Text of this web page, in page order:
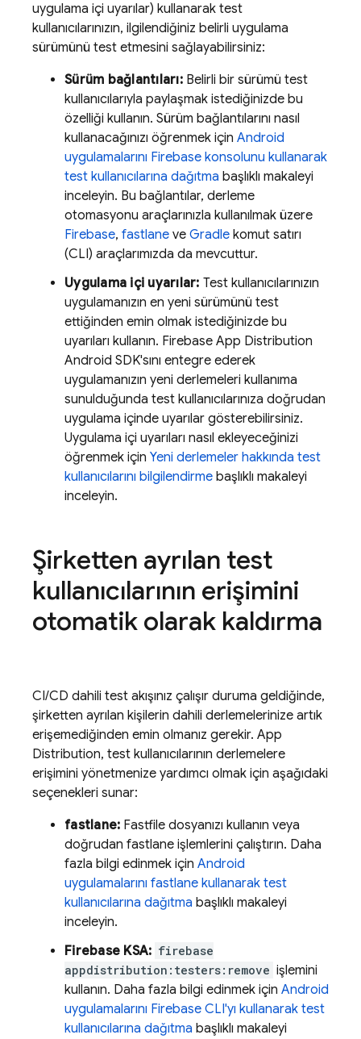
uygulama içi uyarılar) kullanarak test
kullanıcılarınızın, ilgilendiğiniz belirli uygulama
sürümünü test etmesini sağlayabilirsiniz:
Sürüm bağlantıları:Belirli bir sürümü test
kullanıcılarıyla paylaşmak istediğinizde bu
özelliği kullanın. Sürüm bağlantılarını nasıl
kullanacağınızı öğrenmek için Android
uygulamalarını Firebase konsolunu kullanarak
test kullanıcılarına dağıtma başlıklı makaleyi
inceleyin. Bu bağlantılar, derleme
otomasyonu araçlarınızla kullanılmak üzere
Firebase, fastlane ve Gradle komut satırı
(CLI) araçlarımızda da mevcuttur.
Uygulama içi uyarılar: Test kullanıcılarınızın
uygulamanızın en yeni sürümünü test
ettiğinden emin olmak istediğinizde bu
uyarıları kullanın. Firebase App Distribution
Android SDK'sını entegre ederek
uygulamanızın yeni derlemeleri kullanıma
sunulduğunda test kullanıcılarınıza doğrudan
uygulama içinde uyarılar gösterebilirsiniz.
Uygulama içi uyarıları nasıl ekleyeceğinizi
öğrenmek için Yeni derlemeler hakkında test
kullanıcılarını bilgilendirme başlıklı makaleyi
inceleyin.
Şirketten ayrılan test
kullanıcılarının erişimini
otomatik olarak kaldırma
CI/CD dahili test akışınız çalışır duruma geldiğinde,
şirketten ayrılan kişilerin dahili derlemelerinize artık
erişemediğinden emin olmanız gerekir. App
Distribution, test kullanıcılarının derlemelere
erişimini yönetmenize yardımcı olmak için aşağıdaki
seçenekleri sunar:
fastlane: Fastfile dosyanızı kullanın veya
doğrudan fastlane işlemlerini çalıştırın. Daha
fazla bilgi edinmek için Android
uygulamalarını fastlane kullanarak test
kullanıcılarına dağıtma başlıklı makaleyi
inceleyin.
Firebase KSA: firebase
appdistribution:testers:remove işlemini
kullanın. Daha fazla bilgi edinmek için Android
uygulamalarını Firebase CLI'yı kullanarak test
kullanıcılarına dağıtma başlıklı makaleyi